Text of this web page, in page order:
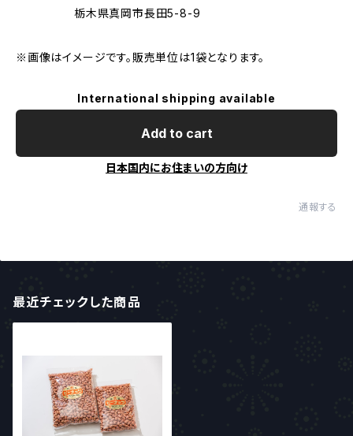
栃木県真岡市長田5-8-9
※画像はイメージです。販売単位は1袋となります。
International shipping available
Add to cart
日本国内にお住まいの方向け
通報する
最近チェックした商品